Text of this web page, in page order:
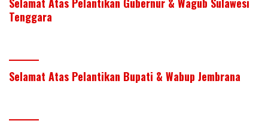
Tenggara
Selamat Atas Pelantikan Bupati & Wabup Jembrana